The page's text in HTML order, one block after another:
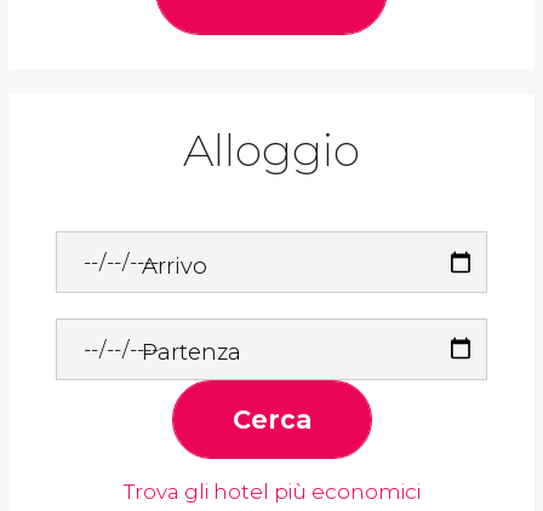
Alloggio
Arrivo
Partenza
Cerca
Trova gli hotel più economici